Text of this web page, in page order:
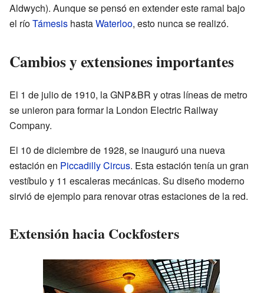
Aldwych). Aunque se pensó en extender este ramal bajo
el ríoTámesis hastaWaterloo, esto nunca se realizó.
Cambios y extensiones importantes
El 1 de julio de 1910, la GNP&BR y otras líneas de metro
se unieron para formar la London Electric Railway
Company.
El 10 de diciembre de 1928, se inauguró una nueva
estación en Piccadilly Circus. Esta estación tenía un gran
vestíbulo y 11 escaleras mecánicas. Su diseño moderno
sirvió de ejemplo para renovar otras estaciones de la red.
Extensión hacia Cockfosters